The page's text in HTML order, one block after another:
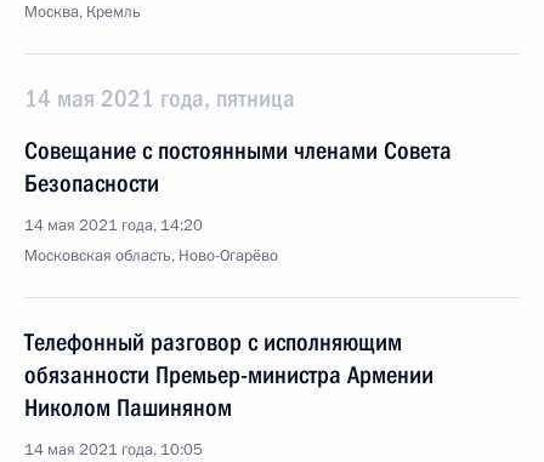
Москва, Кремль
14 мая 2021 года, пятница
Совещание с постоянными членами Совета
Безопасности
14 мая 2021 года, 14:20
Московская область, Ново-Огарёво
Телефонный разговор с исполняющим
обязанности Премьер-министра Армении
Николом Пашиняном
14 мая 2021 года, 10:05